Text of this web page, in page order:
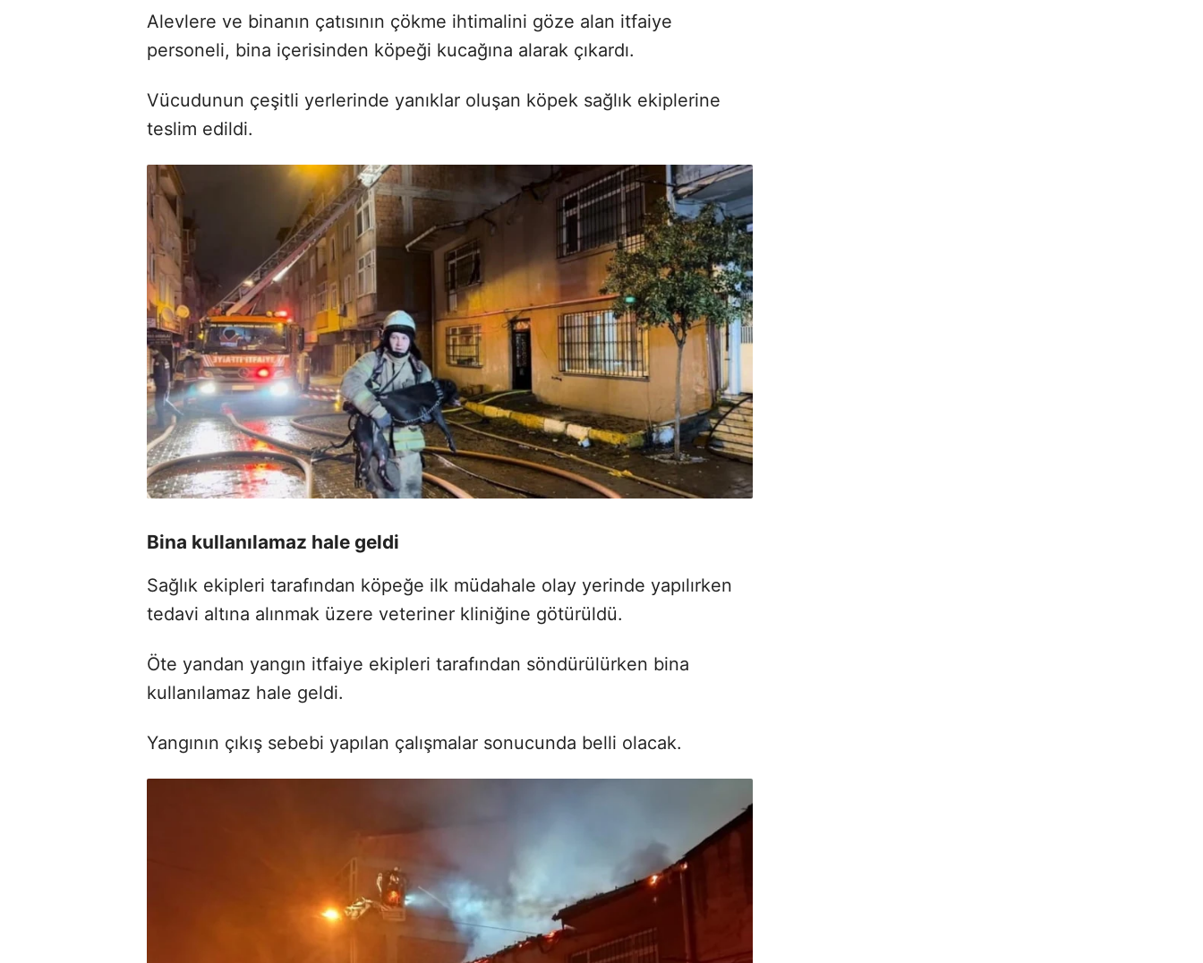
Alevlere ve binanın çatısının çökme ihtimalini göze alan itfaiye
personeli, bina içerisinden köpeği kucağına alarak çıkardı.
Vücudunun çeşitli yerlerinde yanıklar oluşan köpek sağlık ekiplerine
teslim edildi.
Bina kullanılamaz hale geldi
Sağlık ekipleri tarafından köpeğe ilk müdahale olay yerinde yapılırken
tedavi altına alınmak üzere veteriner kliniğine götürüldü.
Öte yandan yangın itfaiye ekipleri tarafından söndürülürken bina
kullanılamaz hale geldi.
Yangının çıkış sebebi yapılan çalışmalar sonucunda belli olacak.